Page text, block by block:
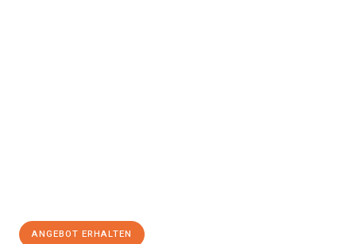
ANGEBOT ERHALTEN